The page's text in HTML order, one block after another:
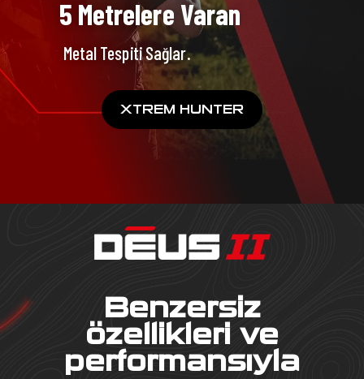
5 Metrelere Varan
Metal Tespiti Sağlar.
XTREM HUNTER
Benzersiz
özellikleri ve
performansıyla